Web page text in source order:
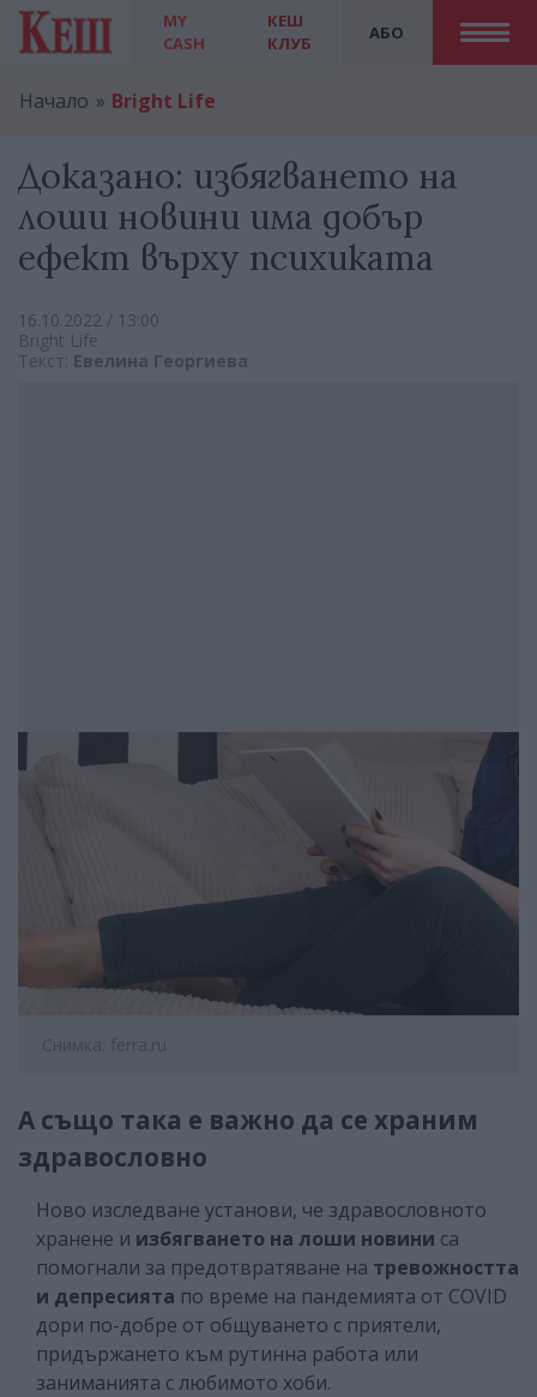
MY
CASH
АБО
КЕШ
КЛУБ
Начало Bright Life
Доказано: избягването на
лоши новини има добър
ефект върху психиката
16.10.2022 / 13:00
Bright Life
Текст: Евелина Георгиева
Снимка: ferra.ru
А също така е важно да се храним
здравословно
Ново изследване установи, че здравословното
хранене и избягването на лоши новини са
помогнали за предотвратяване на тревожността
и депресията по време на пандемията от COVID
дори по-добре от общуването с приятели,
придържането към рутинна работа или
заниманията с любимото хоби.